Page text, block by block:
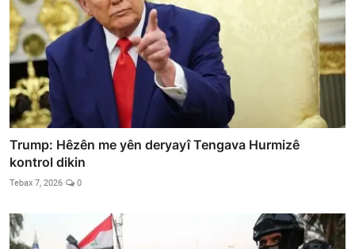
Trump: Hêzên me yên deryayî Tengava Hurmizê
kontrol dikin
Tebax 7, 2026 0